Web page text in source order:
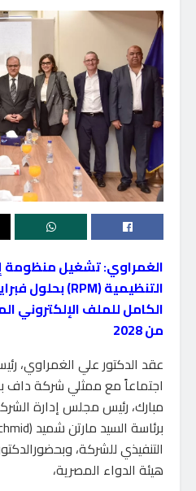
الغمراوي: تشغيل منظومة
الكامل للملف الإلكتروني
من 2028
عقد الدكتور علي الغمراوي،
اجتماعاً مع ممثلي شركة داف
مبارك، رئيس مجلس إدارة
التنفيذي للشركة،
هيئة الدواء المصرية،